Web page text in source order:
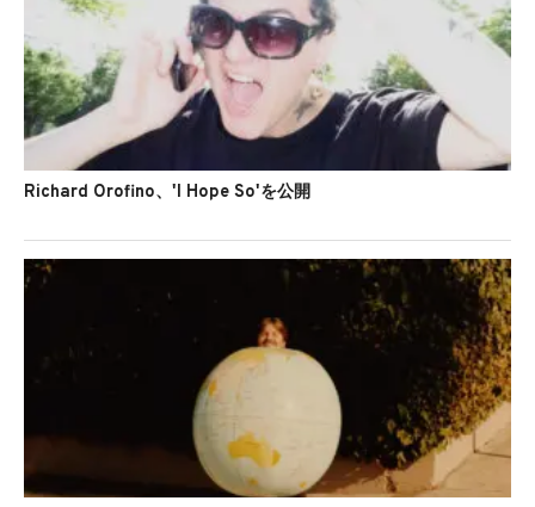
Richard Orofino、'I Hope So'を公開